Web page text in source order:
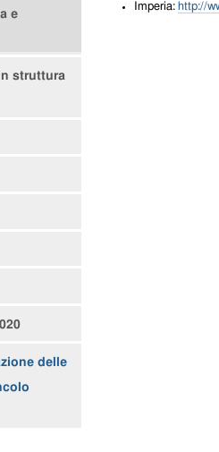
Imperia: http://
e
struttura
delle